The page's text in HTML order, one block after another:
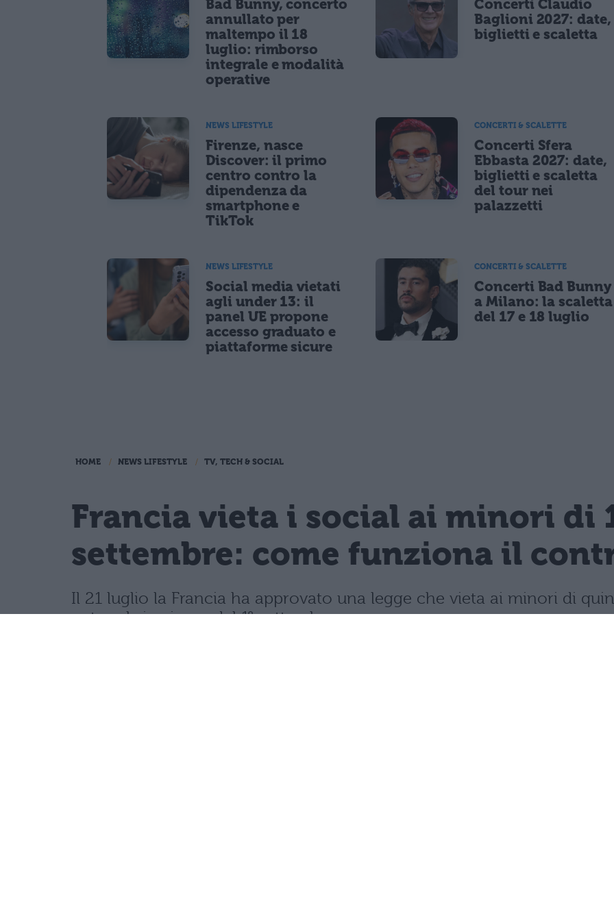
Bad Bunny, concerto
annullato per
maltempo il 18
luglio: rimborso
integrale e modalità
operative
Concerti Claudio
Baglioni 2027: date,
biglietti e scaletta
NEWS LIFESTYLE
Firenze, nasce
Discover: il primo
centro contro la
dipendenza da
smartphone e
TikTok
CONCERTI & SCALETTE
Concerti Sfera
Ebbasta 2027: date,
biglietti e scaletta
del tour nei
palazzetti
NEWS LIFESTYLE
Social media vietati
agli under 13: il
panel UE propone
accesso graduato e
piattaforme sicure
CONCERTI & SCALETTE
Concerti Bad Bunny
a Milano: la scaletta
del 17 e 18 luglio
HOME NEWS LIFESTYLE TV, TECH & SOCIAL
Francia vieta i social ai minori di
settembre: come funziona il
Il 21 luglio la Francia ha approvato una legge che vieta ai minori di
network, in vigore dal 1° settembre.